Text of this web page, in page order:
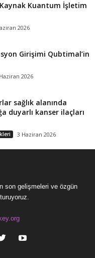
Kaynak Kuantum İşletim
2026
Girişimi Qubtimal’in
2026
sağlık alanında
duyarlı kanser ilaçları
3 Haziran 2026
son gelişmeleri ve özgün